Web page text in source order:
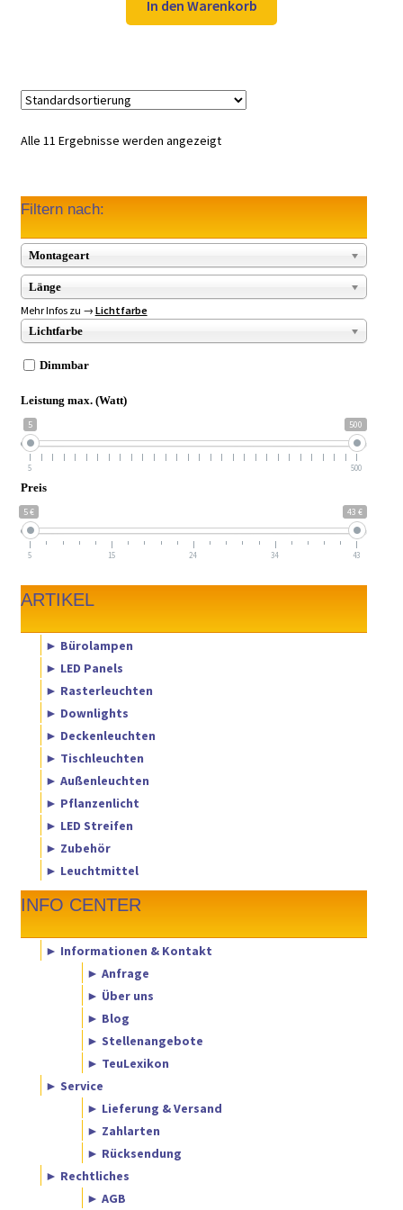
8,33 € 5,00 €.
In den Warenkorb
Alle 11 Ergebnisse werden angezeigt
Filtern nach:
Montageart
Länge
Mehr Infos zu → Lichtfarbe
Lichtfarbe
Dimmbar
Leistung max. (Watt)
5 500
5 500
Preis
5 € 43 €
5 15 24 34 43
ARTIKEL
► Bürolampen
► LED Panels
► Rasterleuchten
► Downlights
► Deckenleuchten
► Tischleuchten
► Außenleuchten
► Pflanzenlicht
► LED Streifen
► Zubehör
► Leuchtmittel
INFO CENTER
► Informationen & Kontakt
► Anfrage
► Über uns
► Blog
► Stellenangebote
► TeuLexikon
► Service
► Lieferung & Versand
► Zahlarten
► Rücksendung
► Rechtliches
► AGB